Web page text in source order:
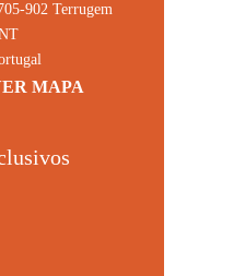
902 Terrugem
MAPA